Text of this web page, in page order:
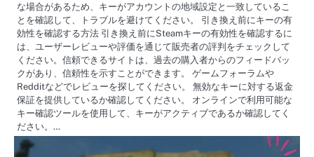
な場合があるため、キーがアカウントの地域設定と一致しているこ
とを確認して、トラブルを避けてください。 引き換え前にキーの有
効性を確認する方法 引き換え前にSteamキーの有効性を確認するに
は、ユーザーレビューや評価を通じて販売者の評判をチェックして
ください。信頼できるサイトは、過去の購入者からのフィードバッ
クがあり、信頼性を示すことができます。 ゲームフォーラムや
Redditなどでレビューを探してください。 無効なキーに対する返金
保証を提供しているか確認してください。 オンラインで利用可能な
キー確認ツールを使用して、キーがアクティブであるか確認してく
ださい。…